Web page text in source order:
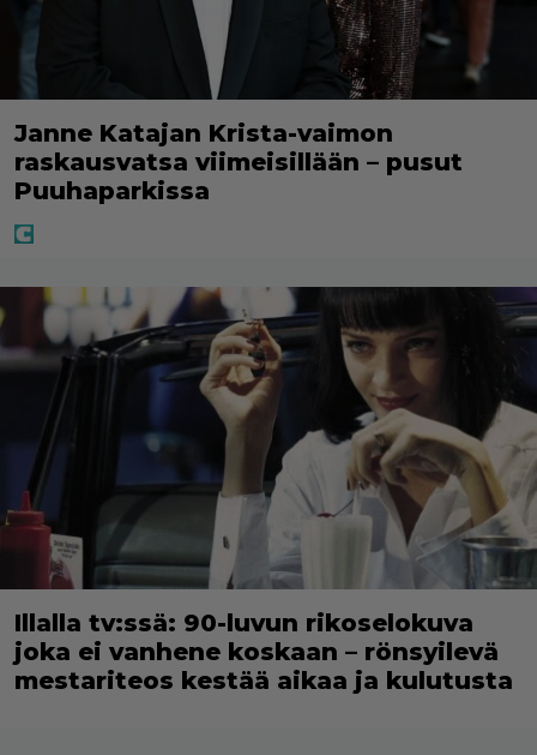
Janne Katajan Krista-vaimon
raskausvatsa viimeisillään – pusut
Puuhaparkissa
Illalla tv:ssä: 90-luvun rikoselokuva
joka ei vanhene koskaan – rönsyilevä
mestariteos kestää aikaa ja kulutusta